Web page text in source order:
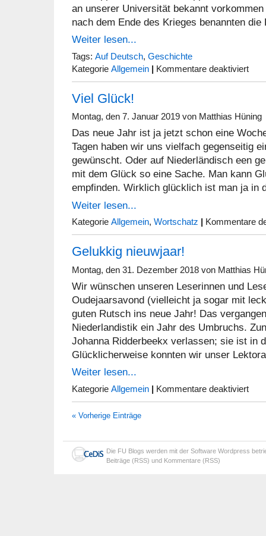
an unserer Universität bekannt
nach dem Ende des Krieges benannten
Weiter lesen...
Tags: Auf Deutsch, Geschichte
Kategorie Allgemein Kommentare deaktiviertfür
Viel Glück!
Montag, den 7. Januar 2019 von Matthias Hüning
Das neue Jahr ist ja jetzt schon eine
Tagen haben wir uns vielfach gegenseitig
gewünscht. Oder auf Niederländisch een
mit dem Glück so eine Sache. Man kann
empfinden. Wirklich glücklich ist man ja in
Weiter lesen...
Kategorie Allgemein, Wortschatz Kommentare
Gelukkig nieuwjaar!
Montag, den 31. Dezember 2018 von Matthias
Wir wünschen unseren Leserinnen und
Oudejaarsavond (vielleicht ja sogar mit
guten Rutsch ins neue Jahr! Das
Niederlandistik ein Jahr des Umbruchs.
Johanna Ridderbeekx verlassen; sie ist in
Glücklicherweise konnten wir unser
Weiter lesen...
Kategorie Allgemein Kommentare deaktiviertfür
« Vorherige Einträge
Die FU Blogs werden mit der Software Wordpress
Beiträge (RSS) und Kommentare (RSS)